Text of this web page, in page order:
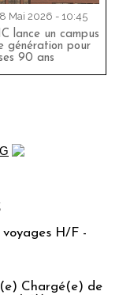
Mai 2026 - 10:45
lance un campus
génération pour
90 ans
voyages H/F -
Chargé(e) de